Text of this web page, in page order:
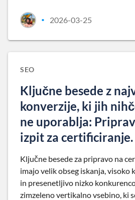
• 2026-03-25
SEO
Ključne besede z
konverzije, ki jih
ne uporablja:
izpit za certificiranje.
Ključne besede za pripravo na
imajo velik obseg iskanja, visoko
in presenetljivo nizko
zimzeleno vertikalno vsebino, ki